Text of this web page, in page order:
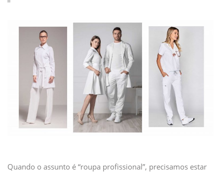
Quando o assunto é “roupa profissional”, precisamos estar